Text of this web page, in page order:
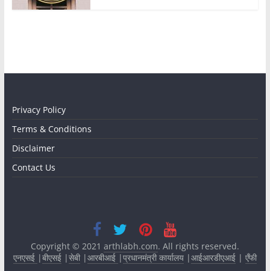
Privacy Policy
Terms & Conditions
Disclaimer
Contact Us
Copyright © 2021 arthlabh.com. All rights reserved.
एनएसई |बीएसई|सेबी|आरबीआई |प्रधानमंत्री कार्यालय|आईआरडीएआई| एँफी